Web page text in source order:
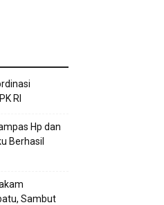
RI
Hp dan
Berhasil
Sambut